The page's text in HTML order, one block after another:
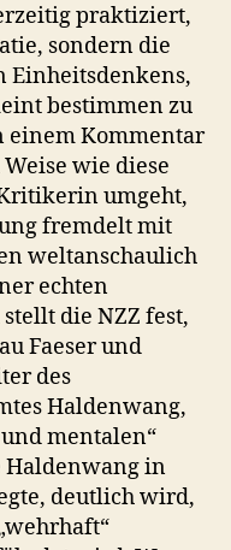
praktiziert,
sondern die
Einheitsdenkens,
bestimmen zu
einem Kommentar
wie diese
umgeht,
fremdelt mit
weltanschaulich
echten
die NZZ fest,
Faeser und
des
Haldenwang,
mentalen“
Haldenwang in
deutlich wird,